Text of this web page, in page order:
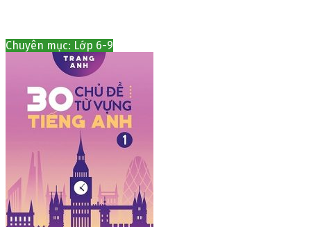
Chuyên mục: Lớp 6-9